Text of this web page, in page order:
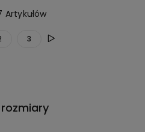
Artykułów
3
rozmiary